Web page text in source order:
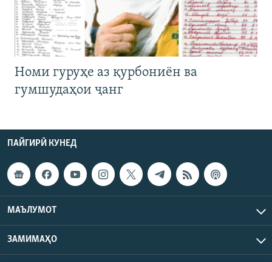
Номи гуруҳе аз қурбониён ва
гумшудаҳои ҷанг
ПАЙГИРӢ КУНЕД
МАЪЛУМОТ
ЗАМИМАҲО